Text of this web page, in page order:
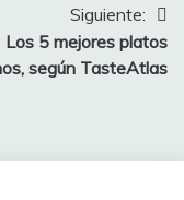
Siguiente:
Los 5 mejores platos
según TasteAtlas